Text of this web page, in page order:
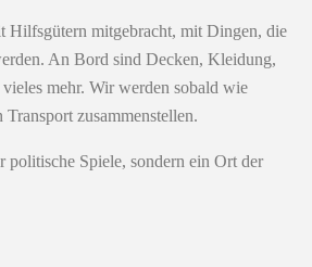
Hilfsgütern mitgebracht, mit Dingen, die
An Bord sind Decken, Kleidung,
mehr. Wir werden sobald wie
zusammenstellen.
politische Spiele, sondern ein Ort der